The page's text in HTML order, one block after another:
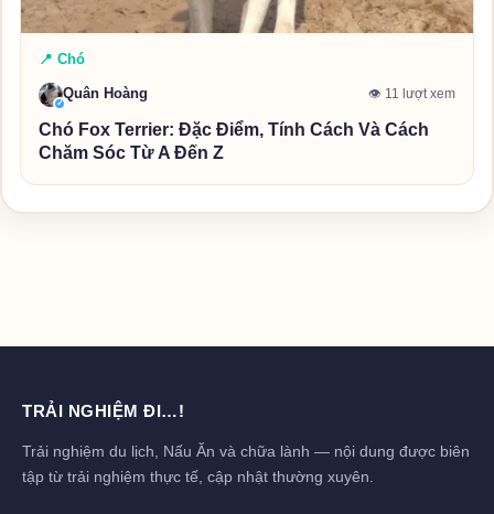
📍 Chó
✓
Quân Hoàng 👁 11 lượt xem
Chó Fox Terrier: Đặc Điểm, Tính Cách Và Cách
Chăm Sóc Từ A Đến Z
TRẢI NGHIỆM ĐI…!
Trải nghiệm du lịch, Nấu Ăn và chữa lành — nội dung được biên
tập từ trải nghiệm thực tế, cập nhật thường xuyên.